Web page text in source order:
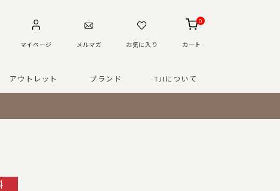
マイページ メルマガ お気に入り
0
カート
アウトレット ブランド TJIについて